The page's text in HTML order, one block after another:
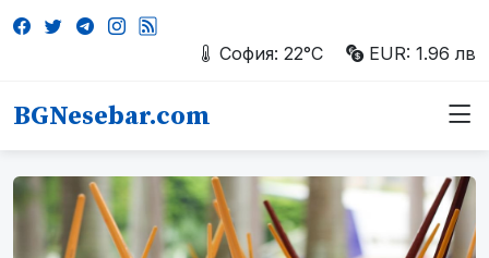
София: 22°C EUR: 1.96 лв
BGNesebar.com